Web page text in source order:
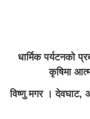
धार्मिक पर्यटनको
कृषिमा
विष्णु मगर । देवघाट,